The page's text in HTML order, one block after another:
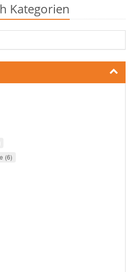
Kategorien
6